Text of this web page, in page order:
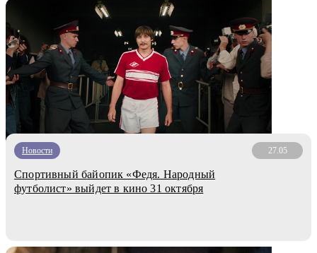
Новости 27.05
Спортивный байопик «Федя. Народный
футболист» выйдет в кино 31 октября